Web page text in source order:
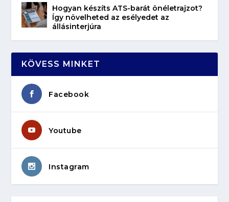
Hogyan készíts ATS-barát önéletrajzot?
Így növelheted az esélyedet az
állásinterjúra
KÖVESS MINKET
Facebook
Youtube
Instagram